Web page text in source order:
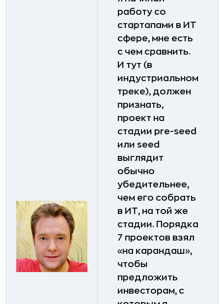
работу со
стартапами в ИТ
сфере, мне есть
с чем сравнить.
И тут (в
индустриальном
треке), должен
признать,
проект на
стадии pre-seed
или seed
выглядит
обычно
убедительнее,
чем его собрать
в ИТ, на той же
стадии. Порядка
7 проектов взял
«на карандаш»,
чтобы
предложить
инвесторам, с